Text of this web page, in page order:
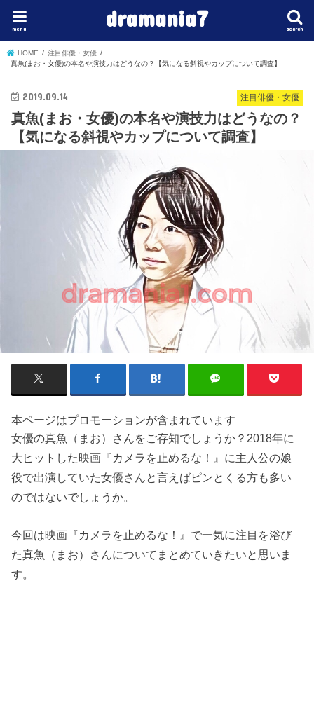
dramania7 search
menu
HOME
注目俳優・女優
真魚(まお・女優)の本名や演技力はどうなの？【気になる斜視やカップについて調査】
注目俳優・女優
2019.09.14
真魚(まお・女優)の本名や演技力はどうなの？
【気になる斜視やカップについて調査】
本ページはプロモーションが含まれています
女優の真魚（まお）さんをご存知でしょうか？2018年に
大ヒットした映画『カメラを止めるな！』に主人公の娘
役で出演していた女優さんと言えばピンとくる方も多い
のではないでしょうか。
今回は映画『カメラを止めるな！』で一気に注目を浴び
た真魚（まお）さんについてまとめていきたいと思いま
す。